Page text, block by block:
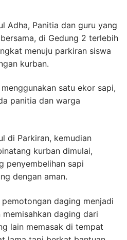
Adha, Panitia dan guru yang
di Gedung 2 terlebih
menuju parkiran siswa
kurban.
satu ekor sapi,
panitia dan warga
di Parkiran, kemudian
kurban dimulai,
penyembelihan sapi
dengan aman.
daging menjadi
daging dari
lain memasak di tempat